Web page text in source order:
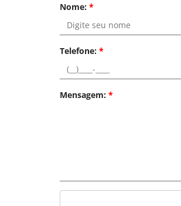
Nome: *
Telefone: *
Mensagem: *